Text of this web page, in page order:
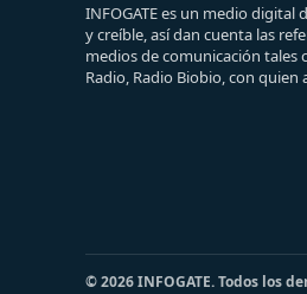
INFOGATE es un medio
y creíble, así dan cuenta las
medios de comunicación tales
Radio, Radio Biobio, con
© 2026 INFOGATE. Todos los